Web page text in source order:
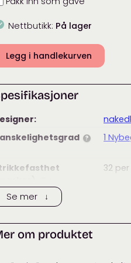
Nettbutikk: På lager
Legg i handlekurven
? 1
32 per
:
Se mer ↓
om produktet